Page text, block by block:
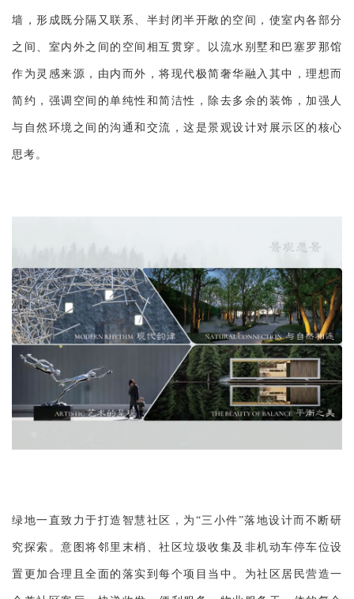
墙，形成既分隔又联系、半封闭半开敞的空间，使室内各部分
之间、室内外之间的空间相互贯穿。以流水别墅和巴塞罗那馆
作为灵感来源，由内而外，将现代极简奢华融入其中，理想而
简约，强调空间的单纯性和简洁性，除去多余的装饰，加强人
与自然环境之间的沟通和交流，这是景观设计对展示区的核心
思考。
绿地一直致力于打造智慧社区，为“三小件”落地设计而不断研
究探索。意图将邻里末梢、社区垃圾收集及非机动车停车位设
置更加合理且全面的落实到每个项目当中。为社区居民营造一